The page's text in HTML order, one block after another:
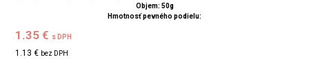
Objem: 50g
Hmotnosť pevného podielu:
1.35 € s DPH
1.13 € bez DPH